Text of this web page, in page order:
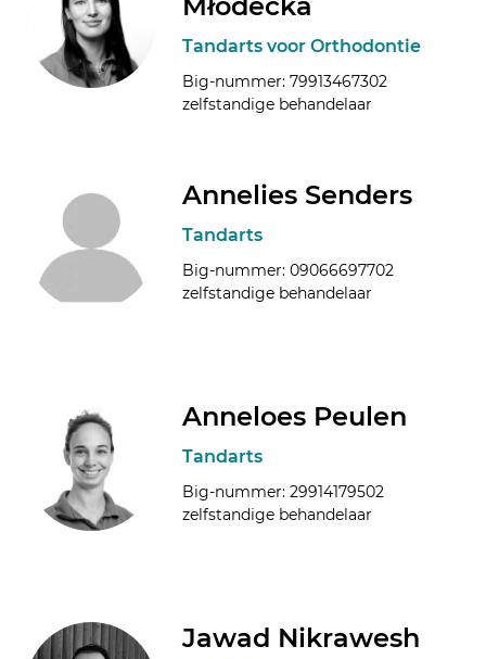
Tandarts voor Orthodontie
Big-nummer: 79913467302
zelfstandige behandelaar
Annelies Senders
Tandarts
Big-nummer: 09066697702
zelfstandige behandelaar
Anneloes Peulen
Tandarts
Big-nummer: 29914179502
zelfstandige behandelaar
Jawad Nikrawesh